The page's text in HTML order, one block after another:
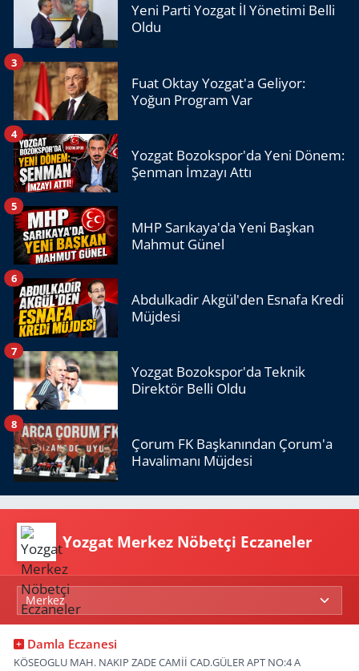
Yeni Parti Yozgat İl Yönetimi Belli
Oldu
Fuat Oktay Yozgat'a Geliyor:
Yoğun Program Var
3
Yozgat Bozokspor'da Yeni Dönem:
Şenman İmzayı Attı
4
MHP Sarıkaya'da Yeni Başkan
Mahmut Günel
5
Abdulkadir Akgül'den Esnafa Kredi
Müjdesi
6
Yozgat Bozokspor'da Teknik
Direktör Belli Oldu
7
Çorum FK Başkanından Çorum'a
Havalimanı Müjdesi
8
Yozgat Merkez Nöbetçi Eczaneler
Damla Eczanesi
KÖSEOGLU MAH. NAKIP ZADE CAMİİ CAD.GÜLER APT NO:4 A